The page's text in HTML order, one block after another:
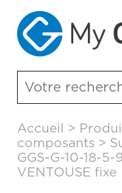
contenu
principal
Accueil >
composants >
GGS-G-10-18-5-
VENTOUSE fixe